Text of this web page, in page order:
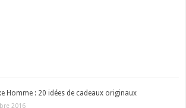
Homme : 20 idées de cadeaux originaux
2016